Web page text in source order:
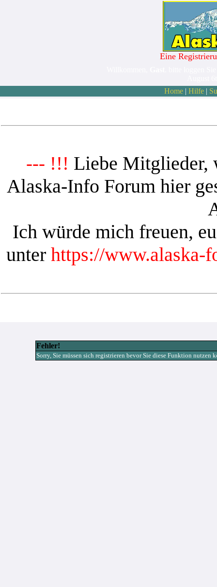
Eine
Home| Hilfe|
--- !!! Liebe Mitglieder,
Alaska-Info Forum hier
Ich würde mich freuen,
unter https://www.alaska-
Fehler!
Sorry, Sie müssen sich registrieren bevor Sie diese Funktion nutzen